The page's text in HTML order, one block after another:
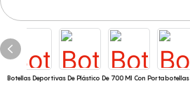
Botellas Deportivas De Plástico De 700 Ml Con Portabotellas